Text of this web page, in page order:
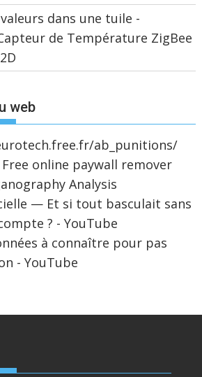
dans une tuile -
de Température ZigBee
web
ab_punitions/
online paywall remover
Analysis
— Et si tout basculait sans
? - YouTube
à connaître pour pas
- YouTube